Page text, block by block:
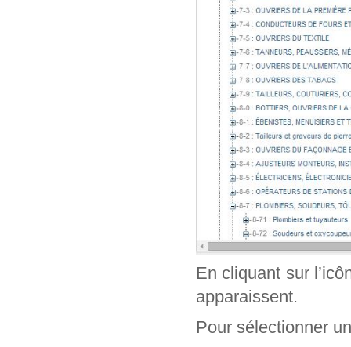
En cliquant sur
apparaissent.
Pour sélectionner